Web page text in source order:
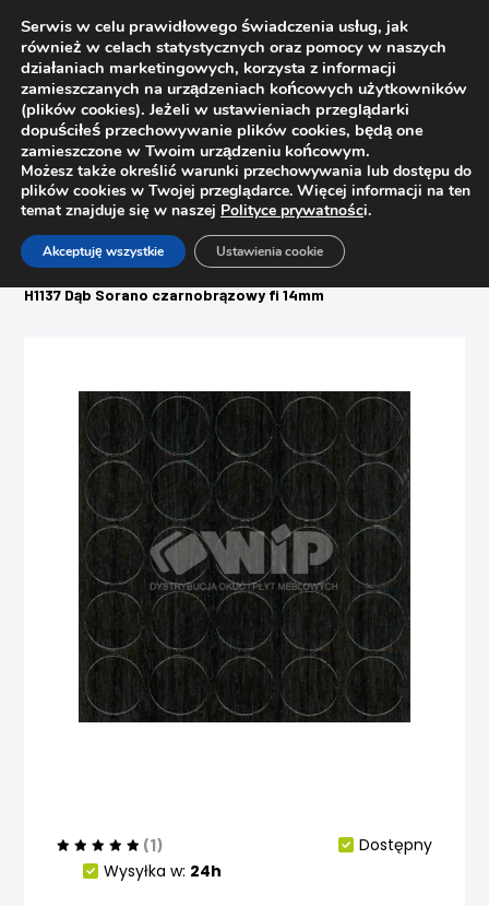
Strona główna
Sklep
Woski, pisaki, zaślepki, filce
H1137 Dąb Sorano czarnobrązowy fi 14mm
(1)
Dostępny
Wysyłka w: 24h
Serwis w celu prawidłowego świadczenia usług, jak
również w celach statystycznych oraz pomocy w naszych
działaniach marketingowych, korzysta z informacji
zamieszczanych na urządzeniach końcowych użytkowników
(plików cookies). Jeżeli w ustawieniach przeglądarki
dopuściłeś przechowywanie plików cookies, będą one
zamieszczone w Twoim urządzeniu końcowym.
Możesz także określić warunki przechowywania lub dostępu do
plików cookies w Twojej przeglądarce. Więcej informacji na ten
temat znajduje się w naszej Polityce prywatności.
Akceptuję wszystkie Ustawienia cookie